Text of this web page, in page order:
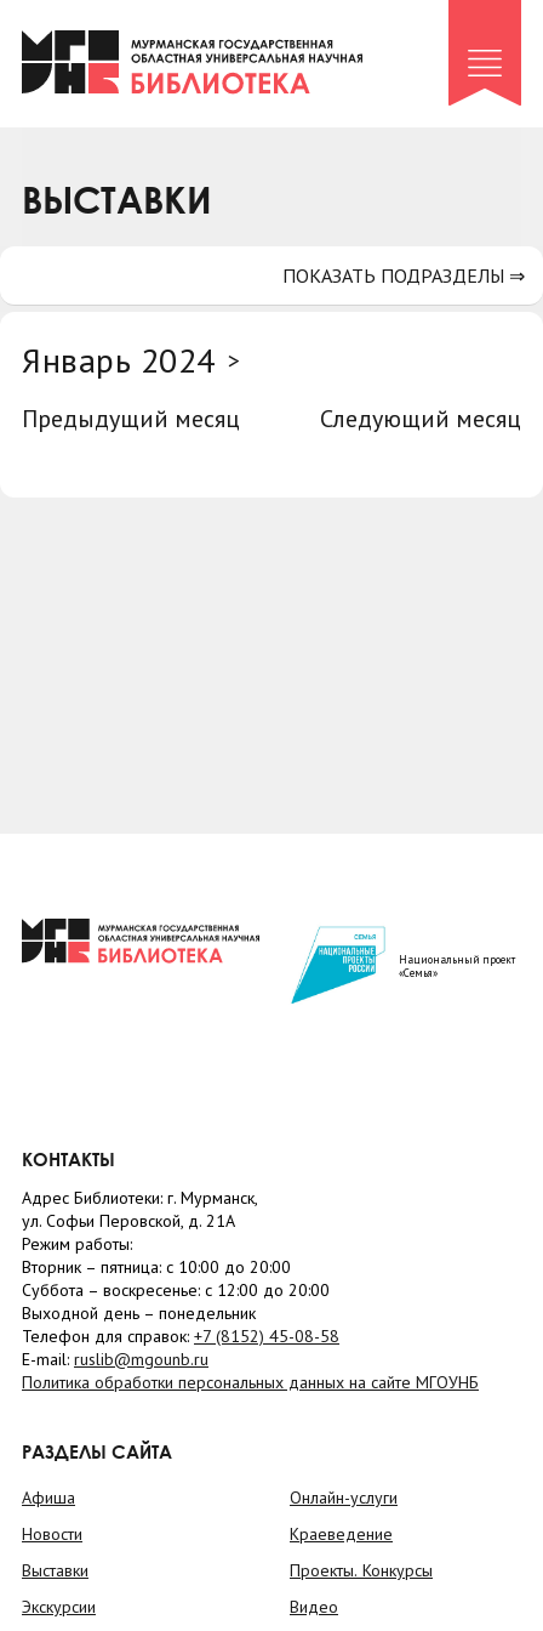
Клуб «Гиря и сельдерей»
Клуб «Семейный архив»
Коллегам
ВЫСТАВКИ
Январь 2024 >
Предыдущий месяц
Следующий месяц
ПОКАЗАТЬ ПОДРАЗДЕЛЫ ⇒
Национальный проект
«Семья»
КОНТАКТЫ
Адрес Библиотеки: г. Мурманск,
ул. Софьи Перовской, д. 21А
Режим работы:
Вторник – пятница: с 10:00 до 20:00
Суббота – воскресенье: c 12:00 до 20:00
Выходной день – понедельник
Телефон для справок: +7 (8152) 45-08-58
E-mail: ruslib@mgounb.ru
Политика обработки персональных данных на сайте МГОУНБ
РАЗДЕЛЫ САЙТА
Афиша
Новости
Выставки
Экскурсии
Онлайн-услуги
Краеведение
Проекты. Конкурсы
Видео